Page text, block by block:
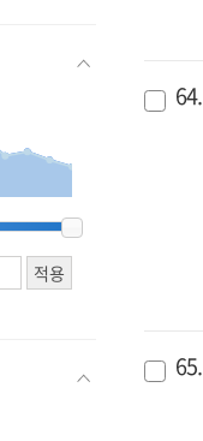
64.
65.